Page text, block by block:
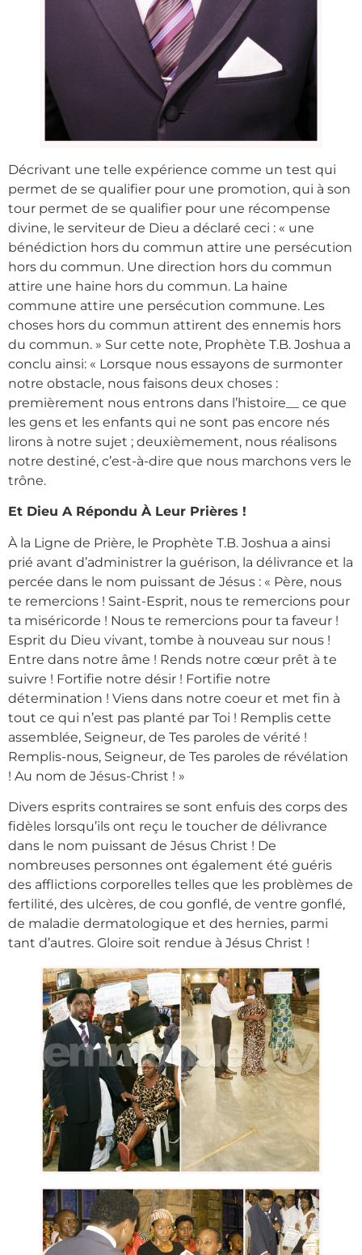
Décrivant une telle expérience comme un test qui
permet de se qualifier pour une promotion, qui à son
tour permet de se qualifier pour une récompense
divine, le serviteur de Dieu a déclaré ceci : « une
bénédiction hors du commun attire une persécution
hors du commun. Une direction hors du commun
attire une haine hors du commun. La haine
commune attire une persécution commune. Les
choses hors du commun attirent des ennemis hors
du commun. » Sur cette note, Prophète T.B. Joshua a
conclu ainsi: « Lorsque nous essayons de surmonter
notre obstacle, nous faisons deux choses :
premièrement nous entrons dans l’histoire__ ce que
les gens et les enfants qui ne sont pas encore nés
lirons à notre sujet ; deuxièmement, nous réalisons
notre destiné, c’est-à-dire que nous marchons vers le
trône.
Et Dieu A Répondu À Leur Prières !
À la Ligne de Prière, le Prophète T.B. Joshua a ainsi
prié avant d’administrer la guérison, la délivrance et la
percée dans le nom puissant de Jésus : « Père, nous
te remercions ! Saint-Esprit, nous te remercions pour
ta miséricorde ! Nous te remercions pour ta faveur !
Esprit du Dieu vivant, tombe à nouveau sur nous !
Entre dans notre âme ! Rends notre cœur prêt à te
suivre ! Fortifie notre désir ! Fortifie notre
détermination ! Viens dans notre coeur et met fin à
tout ce qui n’est pas planté par Toi ! Remplis cette
assemblée, Seigneur, de Tes paroles de vérité !
Remplis-nous, Seigneur, de Tes paroles de révélation
! Au nom de Jésus-Christ ! »
Divers esprits contraires se sont enfuis des corps des
fidèles lorsqu’ils ont reçu le toucher de délivrance
dans le nom puissant de Jésus Christ ! De
nombreuses personnes ont également été guéris
des afflictions corporelles telles que les problèmes de
fertilité, des ulcères, de cou gonflé, de ventre gonflé,
de maladie dermatologique et des hernies, parmi
tant d’autres. Gloire soit rendue à Jésus Christ !